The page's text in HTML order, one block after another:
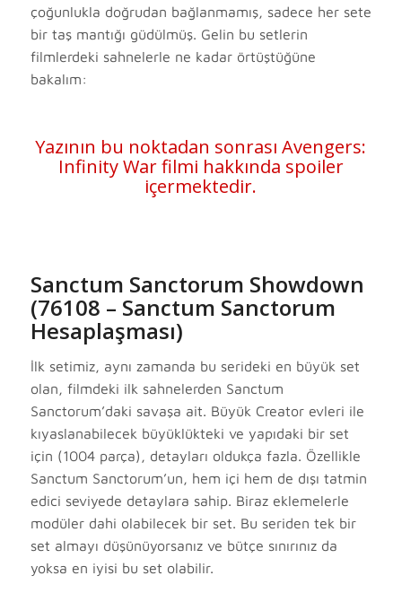
çoğunlukla doğrudan bağlanmamış, sadece her sete
bir taş mantığı güdülmüş. Gelin bu setlerin
filmlerdeki sahnelerle ne kadar örtüştüğüne
bakalım:
Yazının bu noktadan sonrası Avengers:
Infinity War filmi hakkında spoiler
içermektedir.
Sanctum Sanctorum Showdown
(76108 – Sanctum Sanctorum
Hesaplaşması)
İlk setimiz, aynı zamanda bu serideki en büyük set
olan, filmdeki ilk sahnelerden Sanctum
Sanctorum’daki savaşa ait. Büyük Creator evleri ile
kıyaslanabilecek büyüklükteki ve yapıdaki bir set
için (1004 parça), detayları oldukça fazla. Özellikle
Sanctum Sanctorum’un, hem içi hem de dışı tatmin
edici seviyede detaylara sahip. Biraz eklemelerle
modüler dahi olabilecek bir set. Bu seriden tek bir
set almayı düşünüyorsanız ve bütçe sınırınız da
yoksa en iyisi bu set olabilir.